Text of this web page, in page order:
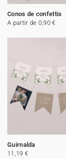
Conos de confettis
A partir de 0,90 €
Guirnalda
11,19 €